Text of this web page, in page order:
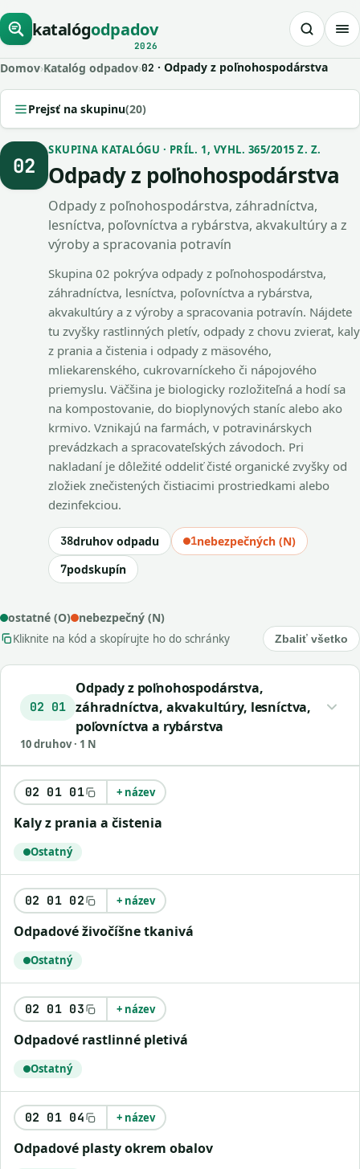
katalógodpadov
2026
Domov›Katalóg odpadov›02 · Odpady z poľnohospodárstva
Prejsť na skupinu(20)
02
SKUPINA KATALÓGU · PRÍL. 1, VYHL. 365/2015 Z. Z.
Odpady z poľnohospodárstva
Odpady z poľnohospodárstva, záhradníctva,
lesníctva, poľovníctva a rybárstva, akvakultúry a z
výroby a spracovania potravín
Skupina 02 pokrýva odpady z poľnohospodárstva,
záhradníctva, lesníctva, poľovníctva a rybárstva,
akvakultúry a z výroby a spracovania potravín. Nájdete
tu zvyšky rastlinných pletív, odpady z chovu zvierat, kaly
z prania a čistenia i odpady z mäsového,
mliekarenského, cukrovarníckeho či nápojového
priemyslu. Väčšina je biologicky rozložiteľná a hodí sa
na kompostovanie, do bioplynových staníc alebo ako
krmivo. Vznikajú na farmách, v potravinárskych
prevádzkach a spracovateľských závodoch. Pri
nakladaní je dôležité oddeliť čisté organické zvyšky od
zložiek znečistených čistiacimi prostriedkami alebo
dezinfekciou.
38druhov odpadu 1nebezpečných (N)
7podskupín
ostatné (O) nebezpečný (N)
Kliknite na kód a skopírujte ho do schránky Zbaliť všetko
02 01
Odpady z poľnohospodárstva,
záhradníctva, akvakultúry, lesníctva,
poľovníctva a rybárstva
10 druhov · 1 N
02 01 01 + název
kaly z prania a čistenia
Ostatný
02 01 02 + název
odpadové živočíšne tkanivá
Ostatný
02 01 03 + název
odpadové rastlinné pletivá
Ostatný
02 01 04 + název
odpadové plasty okrem obalov